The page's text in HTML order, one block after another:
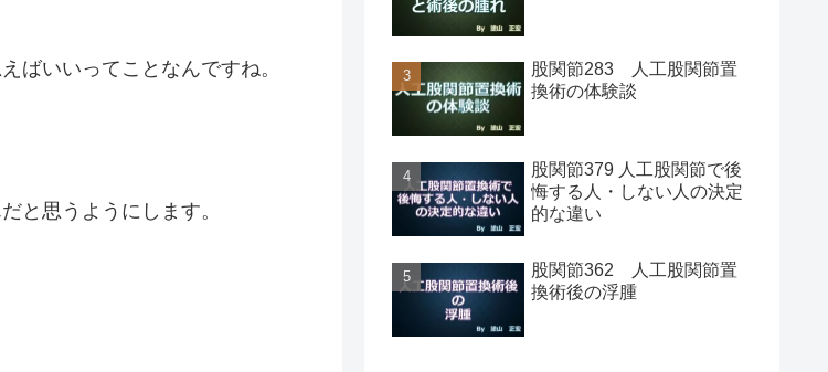
ばいいってことなんですね。
と思うようにします。
股関節283 人工股関節置
換術の体験談
股関節379 人工股関節で後
悔する人・しない人の決定
的な違い
股関節362 人工股関節置
換術後の浮腫